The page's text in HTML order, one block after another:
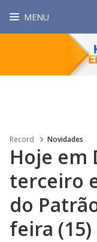
MENU
Record Novidades
Hoje em
terceiro
do
feira (15)